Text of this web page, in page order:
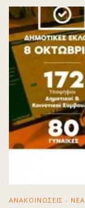
ΑΝΑΚΟΙΝΩΣΕΙΣ - ΝΕΑ